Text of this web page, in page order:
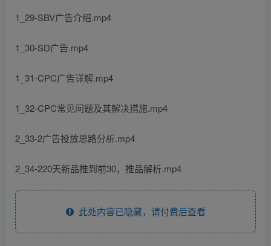
1_29-SBV广告介绍.mp4
1_30-SD广告.mp4
1_31-CPC广告详解.mp4
1_32-CPC常见问题及其解决措施.mp4
2_33-2广告投放思路分析.mp4
2_34-220天新品推到前30，推品解析.mp4
此处内容已隐藏，请付费后查看